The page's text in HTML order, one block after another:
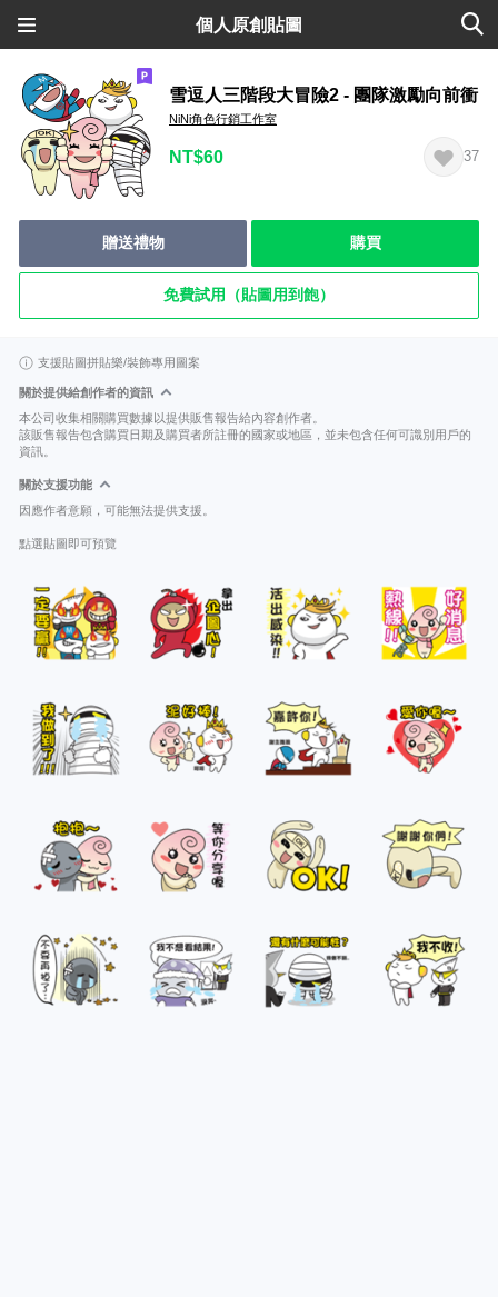
個人原創貼圖
雪逗人三階段大冒險2 - 團隊激勵向前衝
NiNi角色行銷工作室
NT$60 37
贈送禮物 購買
免費試用（貼圖用到飽）
支援貼圖拼貼樂/裝飾專用圖案
關於提供給創作者的資訊
本公司收集相關購買數據以提供販售報告給內容創作者。
該販售報告包含購買日期及購買者所註冊的國家或地區，並未包含任何可識別用戶的
資訊。
關於支援功能
因應作者意願，可能無法提供支援。
點選貼圖即可預覽